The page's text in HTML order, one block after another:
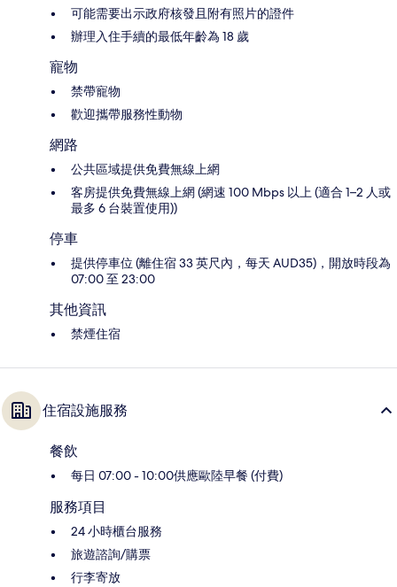
可能需要出示政府核發且附有照片的證件
辦理入住手續的最低年齡為 18 歲
寵物
禁帶寵物
歡迎攜帶服務性動物
網路
公共區域提供免費無線上網
客房提供免費無線上網 (網速 100 Mbps 以上 (適合 1–2 人或
最多 6 台裝置使用))
停車
提供停車位 (離住宿 33 英尺內，每天 AUD35)，開放時段為
07:00 至 23:00
其他資訊
禁煙住宿
住宿設施服務
餐飲
每日 07:00 - 10:00供應歐陸早餐 (付費)
服務項目
24 小時櫃台服務
旅遊諮詢/購票
行李寄放